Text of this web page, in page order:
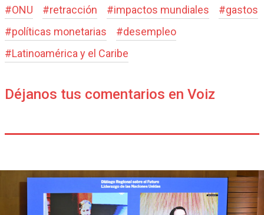
#ONU #retracción #impactos mundiales #gastos
#políticas monetarias #desempleo
#Latinoamérica y el Caribe
Déjanos tus comentarios en Voiz